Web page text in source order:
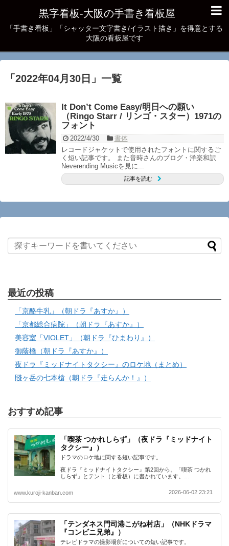
黒字看板‐大阪の手書き看板屋
「手書き看板」「シャッター文字書き/イラスト描き」を得意とする
大阪の看板屋です
「 2022年04月30日 」 一覧
It Don’t Come Easy/明日への願い
（Ringo Starr / リンゴ・スター）1971の
フォント
2022/4/30
書体
レコードジャケットで使用されたフォントに関するご
く短い記事です。 また音時さんのブログ・洋楽和訳
Neverending Musicを見に...
記事を読む
最近の投稿
「京酪牛乳」（朝ドラ『あすか』）
「京都総合病院」（朝ドラ『あすか』）
美容室「VIOLET」（朝ドラ『ひまわり』）
御蔭橋（朝ドラ『あすか』）
夜ドラ『ミッドナイトタクシー』のロケ地（まとめ）
賤ヶ岳の七本槍（朝ドラ『走らんか！』）
おすすめ記事
「喫茶 つかれしらず」（夜ドラ『ミッドナイト
タクシー』）
ドラマのロケ地に関する短い記事です。
夜ドラ『ミッドナイトタクシー』第2回から。「喫茶 つかれ
しらず」とテント（と看板）に書かれています。…
www.kuroji-kanban.com 2026-06-02 23:21
「テンダネス門司港こがね村店」（NHKドラマ
『コンビニ兄弟』）
テレビドラマの撮影場所についての短い記事です。